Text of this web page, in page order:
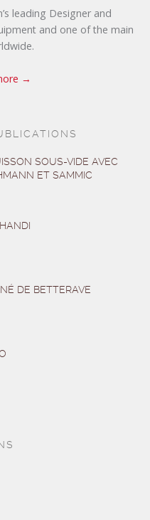
leading Designer and
and one of the main
→
SOUS-VIDE AVEC
ET SAMMIC
DE BETTERAVE